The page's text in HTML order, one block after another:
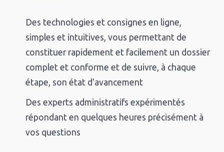
Des technologies et consignes en ligne,
simples et intuitives, vous permettant de
constituer rapidement et facilement un dossier
complet et conforme et de suivre, à chaque
étape, son état d'avancement
Des experts administratifs expérimentés
répondant en quelques heures précisément à
vos questions